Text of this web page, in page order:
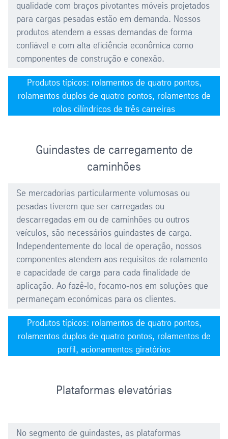
qualidade com braços pivotantes móveis projetados
para cargas pesadas estão em demanda. Nossos
produtos atendem a essas demandas de forma
confiável e com alta eficiência econômica como
componentes de construção e conexão.
Produtos típicos: rolamentos de quatro pontos,
rolamentos duplos de quatro pontos, rolamentos de
rolos cilíndricos de três carreiras
Guindastes de carregamento de
caminhões
Se mercadorias particularmente volumosas ou
pesadas tiverem que ser carregadas ou
descarregadas em ou de caminhões ou outros
veículos, são necessários guindastes de carga.
Independentemente do local de operação, nossos
componentes atendem aos requisitos de rolamento
e capacidade de carga para cada finalidade de
aplicação. Ao fazê-lo, focamo-nos em soluções que
permaneçam económicas para os clientes.
Produtos típicos: rolamentos de quatro pontos,
rolamentos duplos de quatro pontos, rolamentos de
perfil, acionamentos giratórios
Plataformas elevatórias
No segmento de guindastes, as plataformas